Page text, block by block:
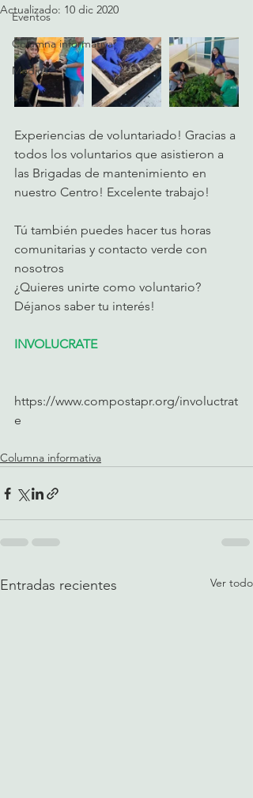
Eventos
Columna informativa
Medios
Actualizado: 10 dic 2020
Experiencias de voluntariado! Gracias a
todos los voluntarios que asistieron a
las Brigadas de mantenimiento en
nuestro Centro! Excelente trabajo!
Tú también puedes hacer tus horas
comunitarias y contacto verde con
nosotros
¿Quieres unirte como voluntario?
Déjanos saber tu interés!
INVOLUCRATE
https://www.compostapr.org/involuctrat
e
Columna informativa
Entradas recientes Ver todo